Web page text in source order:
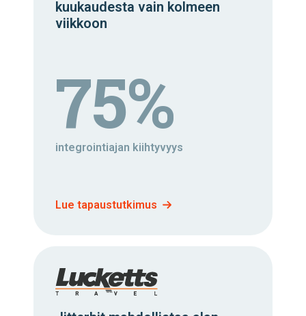
kuukaudesta vain kolmeen
viikkoon
75%
integrointiajan kiihtyvyys
Lue tapaustutkimus